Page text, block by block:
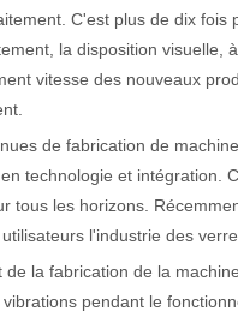
C'est plus de dix
la disposition
vitesse des nouveaux
de fabrication de
technologie et intégration.
tous les horizons.
l'industrie des
la fabrication de la
pendant le